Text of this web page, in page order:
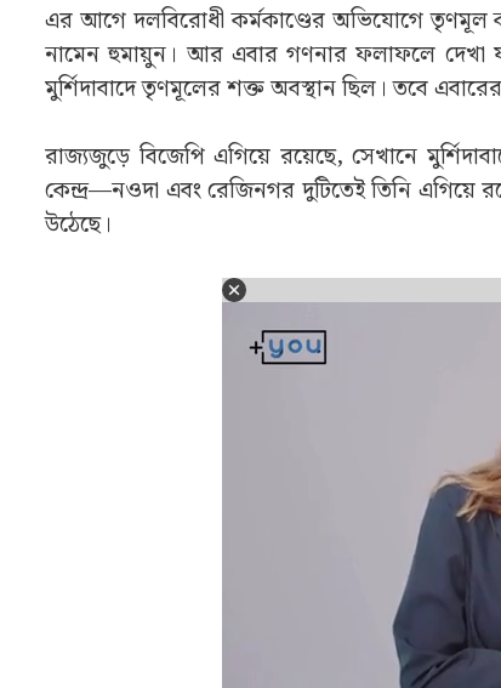
এর আগে দলবিরোধী কর্মকাণ্ডের অভিযোগে তৃণমূল
নামেন হুমায়ুন। আর এবার গণনার ফলাফলে দেখা
মুর্শিদাবাদে তৃণমূলের শক্ত অবস্থান ছিল। তবে এবারের
রাজ্যজুড়ে বিজেপি এগিয়ে রয়েছে, সেখানে
কেন্দ্র—নওদা এবং রেজিনগর দুটিতেই তিনি এগিয়ে
উঠেছে।